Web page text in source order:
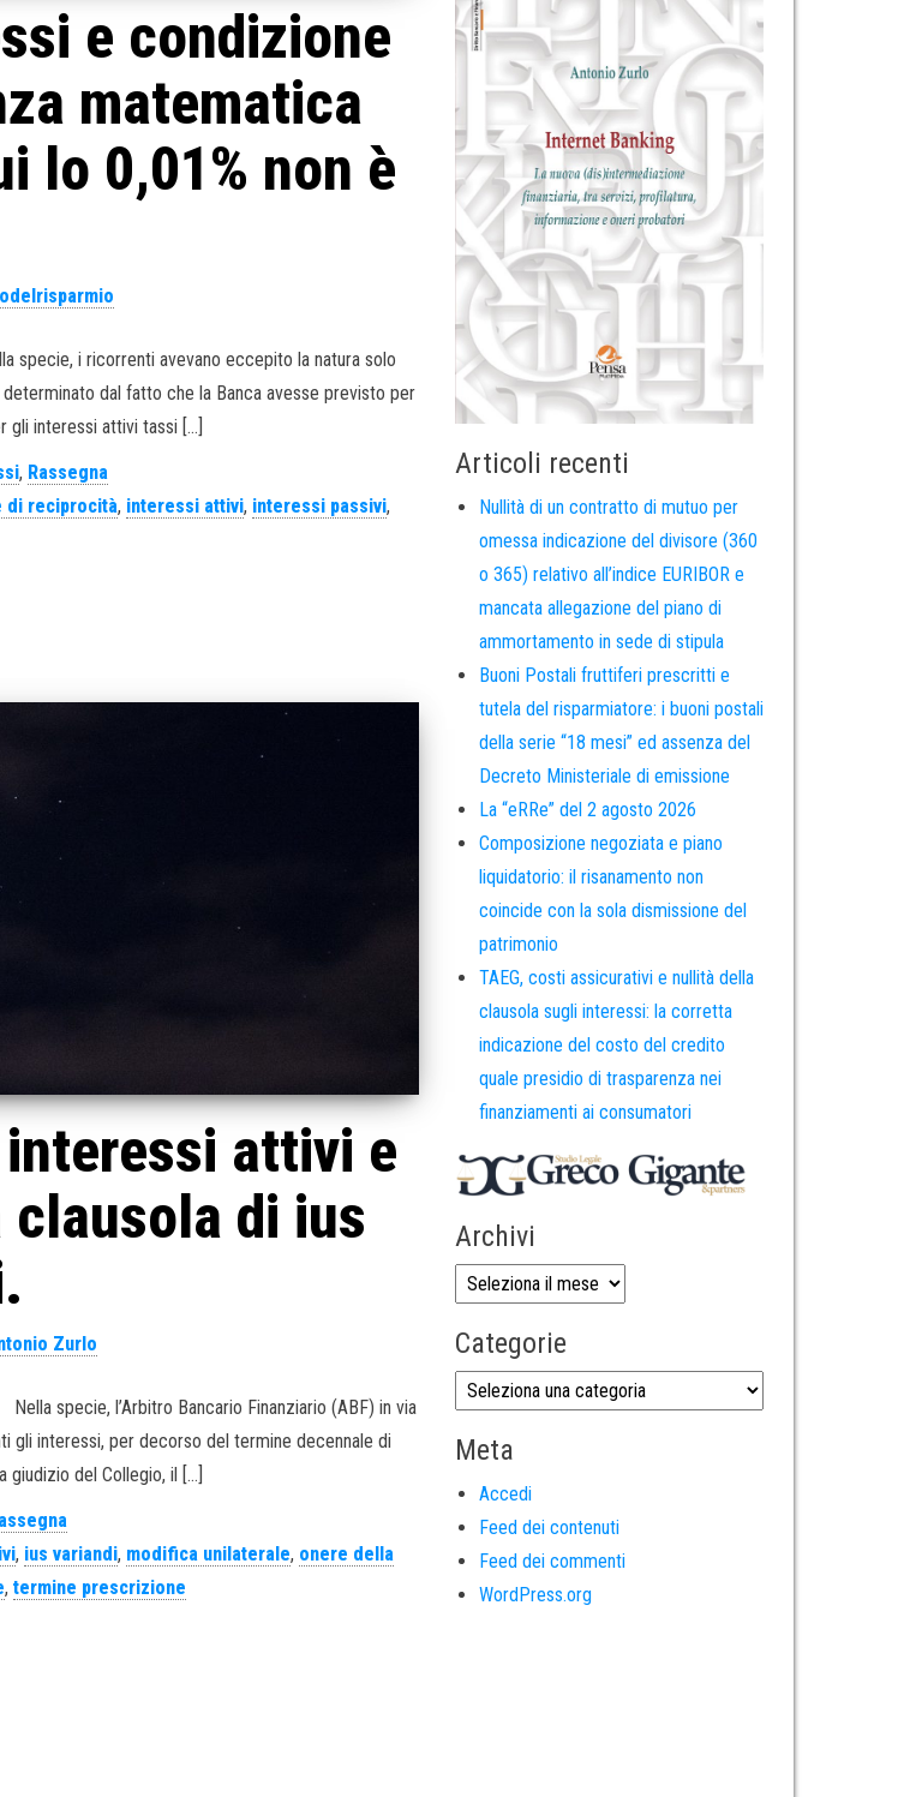
e condizione
matematica
lo 0,01% non è
specie, i ricorrenti avevano eccepito la natura solo
dal fatto che la Banca avesse previsto per
gli interessi attivi tassi […]
, Rassegna
di reciprocità, interessi attivi, interessi passivi,
attivi e
di ius
Zurlo
specie, l’Arbitro Bancario Finanziario (ABF) in via
gli interessi, per decorso del termine decennale di
giudizio del Collegio, il […]
, ius variandi, modifica unilaterale, onere della
,termine prescrizione
Articoli recenti
Nullità di un contratto di mutuo per
omessa indicazione del divisore (360
o 365) relativo all’indice EURIBOR e
mancata allegazione del piano di
ammortamento in sede di stipula
Buoni Postali fruttiferi prescritti e
tutela del risparmiatore: i buoni postali
della serie “18 mesi” ed assenza del
Decreto Ministeriale di emissione
La “eRRe” del 2 agosto 2026
Composizione negoziata e piano
liquidatorio: il risanamento non
coincide con la sola dismissione del
patrimonio
TAEG, costi assicurativi e nullità della
clausola sugli interessi: la corretta
indicazione del costo del credito
quale presidio di trasparenza nei
finanziamenti ai consumatori
Archivi
Categorie
Meta
Accedi
Feed dei contenuti
Feed dei commenti
WordPress.org